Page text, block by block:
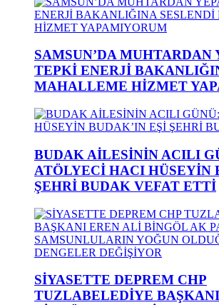
SAMSUN’DA MUHTARDAN
TEPKİ ENERJİ
MAHALLEME HİZMET
BUDAK AİLESİNİN ACILI
ATÖLYECİ HACI HÜSEYİN
ŞEHRİ BUDAK VEFAT ETTİ
SİYASETTE DEPREM CHP
TUZLABELEDİYE